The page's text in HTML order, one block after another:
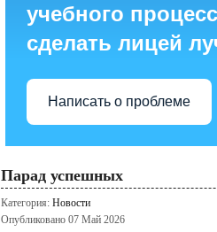
учебного
сделать лицей
Написать о проблеме
Парад успешных
Категория: Новости
Опубликовано 07 Май 2026